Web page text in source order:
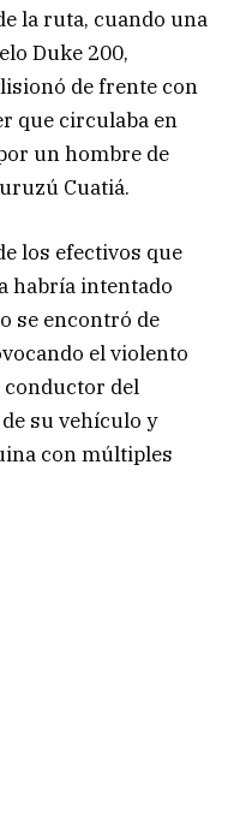
la ruta, cuando una
Duke 200,
de frente con
que circulaba en
un hombre de
Cuatiá.
los efectivos que
habría intentado
se encontró de
el violento
conductor del
su vehículo y
con múltiples